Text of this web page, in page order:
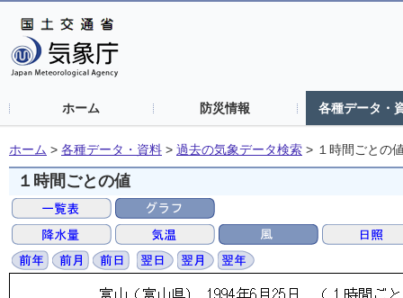
ホーム 防災情報 各種データ・
ホーム > 各種データ・資料 > 過去の気象データ検索 > １時間ごとの
１時間ごとの値